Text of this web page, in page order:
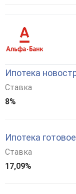
Ипотека
Ставка
8%
Ипотека
Ставка
17,09%